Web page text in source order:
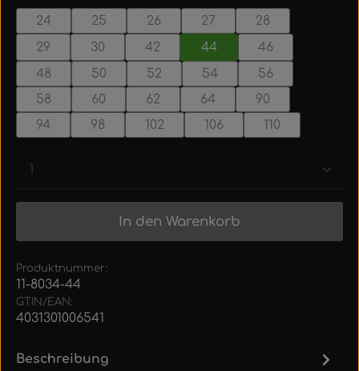
24 25 26 27
28
29
30 42 44
46
48
50 52 54
56
58
60 62 64
90
94
98 102 106 110
Produkt Anzahl: Gib den gewünschten Wert
In den Warenkorb
Produktnummer:
11-8034-44
GTIN/EAN:
4031301006541
Beschreibung